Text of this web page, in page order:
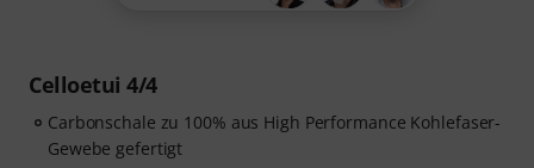
Celloetui 4/4
Carbonschale zu 100% aus High Performance Kohlefaser-
Gewebe gefertigt